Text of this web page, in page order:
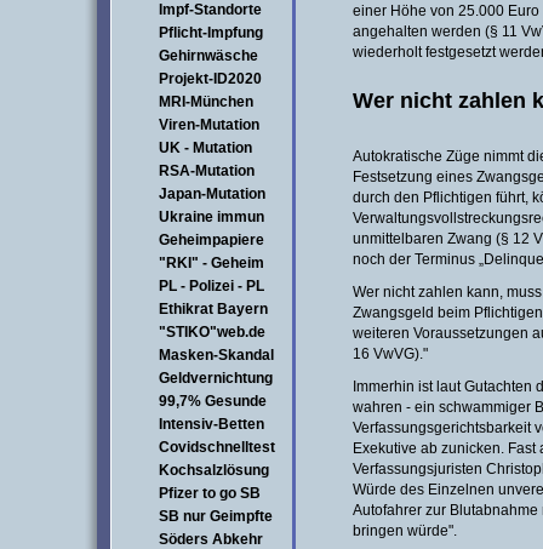
Impf-Standorte
Pflicht-Impfung
Gehirnwäsche
Projekt-ID2020
MRI-München
Viren-Mutation
UK - Mutation
RSA-Mutation
Japan-Mutation
Ukraine immun
Geheimpapiere
"RKI" - Geheim
PL - Polizei - PL
Ethikrat Bayern
"STIKO"web.de
Masken-Skandal
Geldvernichtung
99,7% Gesunde
Intensiv-Betten
Covidschnelltest
Kochsalzlösung
Pfizer to go SB
SB nur Geimpfte
Söders Abkehr
einer Höhe von 25.000
angehalten werden (§ 11
wiederholt festgesetzt
Wer nicht zahlen
Autokratische Züge nimmt
Festsetzung eines
durch den Pflichtigen führt,
unmittelbaren Zwang (§ 12
noch der Terminus
Wer nicht zahlen kann,
Zwangsgeld beim
weiteren Voraussetzungen
16 VwVG)."
Immerhin ist laut Gutachten
wahren - ein schwammiger
Verfassungsgerichtsbarkeit
Exekutive ab zunicken.
Verfassungsjuristen
Würde des Einzelnen
Autofahrer zur
bringen würde".